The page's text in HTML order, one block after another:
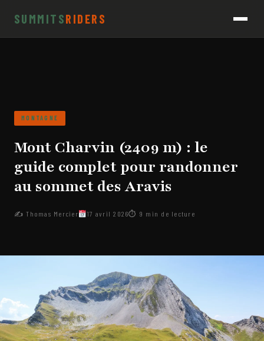
SUMMITSRIDERS
MONTAGNE
Mont Charvin (2409 m) : le
guide complet pour randonner
au sommet des Aravis
✍️ Thomas Mercier 17 avril 2026⏱ 9 min de lecture